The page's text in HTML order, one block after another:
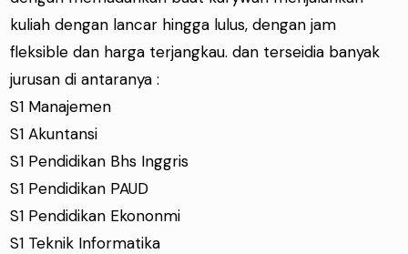
kuliah dengan lancar hingga lulus, dengan jam
fleksible dan harga terjangkau. dan terseidia banyak
jurusan di antaranya :
S1 Manajemen
S1 Akuntansi
S1 Pendidikan Bhs Inggris
S1 Pendidikan PAUD
S1 Pendidikan Ekononmi
S1 Teknik Informatika